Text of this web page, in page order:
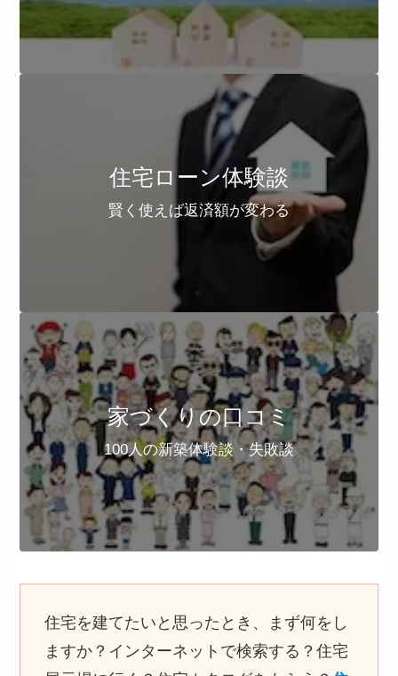
住宅ローン体験談
賢く使えば返済額が変わる
家づくりの口コミ
100人の新築体験談・失敗談
住宅を建てたいと思ったとき、まず何をし
ますか？インターネットで検索する？住宅